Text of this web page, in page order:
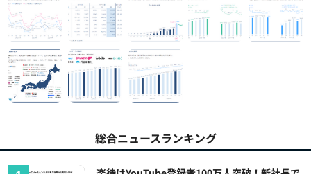
総合ニュースランキング